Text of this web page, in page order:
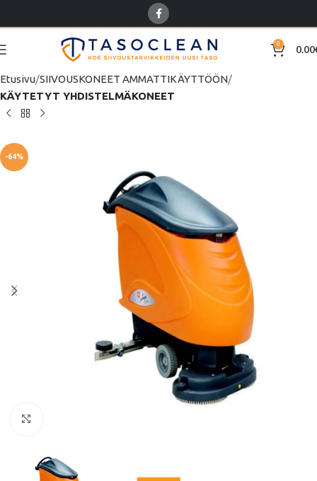
0 0.00
Etusivu SIIVOUSKONEET AMMATTIKÄYTTÖÖN
KÄYTETYT YHDISTELMÄKONEET
-64%